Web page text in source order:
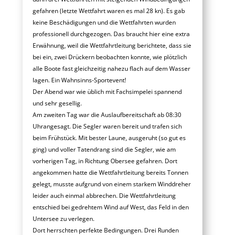
gefahren (letzte Wettfahrt waren es mal 28 kn). Es gab
keine Beschädigungen und die Wettfahrten wurden
professionell durchgezogen. Das braucht hier eine extra
Erwähnung, weil die Wettfahrtleitung berichtete, dass sie
bei ein, zwei Drückern beobachten konnte, wie plötzlich
alle Boote fast gleichzeitig nahezu flach auf dem Wasser
lagen. Ein Wahnsinns-Sportevent!
Der Abend war wie üblich mit Fachsimpelei spannend
und sehr gesellig.
Am zweiten Tag war die Auslaufbereitschaftab 08:30
Uhrangesagt. Die Segler waren bereit und trafen sich
beim Frühstück. Mit bester Laune, ausgeruht (so gut es
ging) und voller Tatendrang sind die Segler, wie am
vorherigen Tag, in Richtung Obersee gefahren. Dort
angekommen hatte die Wettfahrtleitung bereits Tonnen
gelegt, musste aufgrund von einem starkem Winddreher
leider auch einmal abbrechen. Die Wettfahrtleitung
entschied bei gedrehtem Wind auf West, das Feld in den
Untersee zu verlegen.
Dort herrschten perfekte Bedingungen. Drei Runden